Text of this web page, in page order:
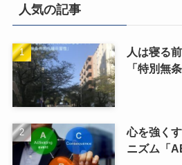
人気の記事
人は寝る
「特別無
心を強く
ニズム「